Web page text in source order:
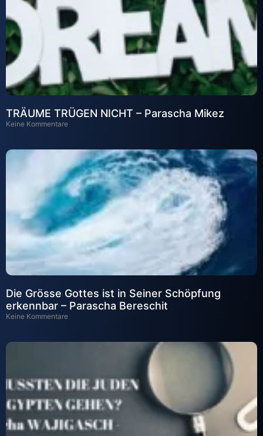
TRÄUME TRÜGEN NICHT – Parascha Mikez
Keine Kommentare
Die Grösse Gottes ist in Seiner Schöpfung
erkennbar – Parascha Bereschit
Keine Kommentare